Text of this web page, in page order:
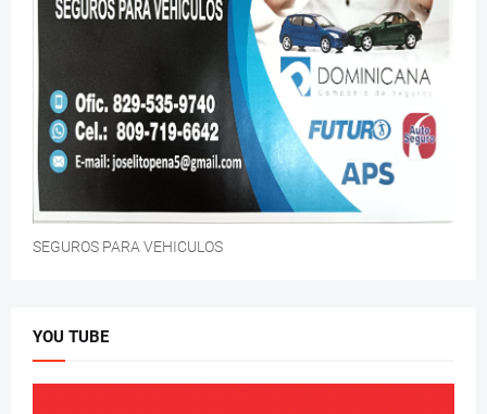
SEGUROS PARA VEHICULOS
YOU TUBE